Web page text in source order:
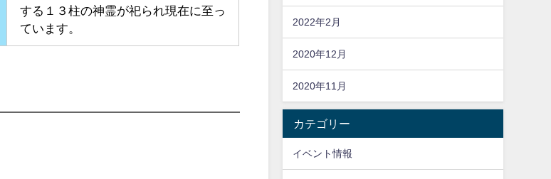
する１３柱の神霊が祀られ現在に至っ
ています。
2022年2月
2020年12月
2020年11月
カテゴリー
イベント情報